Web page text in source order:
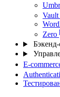
Zero
E-